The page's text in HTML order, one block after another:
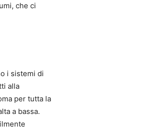
che ci
i sistemi di
alla
per tutta la
a bassa.